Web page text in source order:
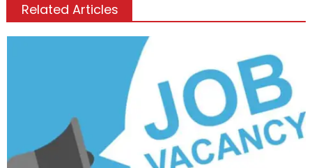
Related Articles